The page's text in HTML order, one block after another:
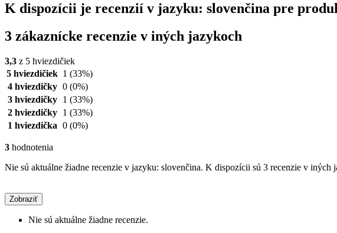
K dispozícii je recenzií v jazyku: slovenčina pre
3 zákaznícke recenzie v iných jazykoch
3,3 z 5 hviezdičiek
5 hviezdičiek 1 (33%)
4 hviezdičky 0 (0%)
3 hviezdičky
1 (33%)
2 hviezdičky
1 (33%)
1 hviezdička 0 (0%)
3 hodnotenia
Nie sú aktuálne žiadne recenzie v jazyku: slovenčina. K dispozícii sú 3 recenzie v iných
Zobraziť
Nie sú aktuálne žiadne recenzie.